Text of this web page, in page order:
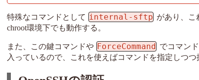
特殊なコマンドとして internal-sftp があり、こ
chroot環境下でも動作する。
また、この鍵コマンドや ForceCommand でコマン
入っているので、これを使えばコマンドを指定しつつ